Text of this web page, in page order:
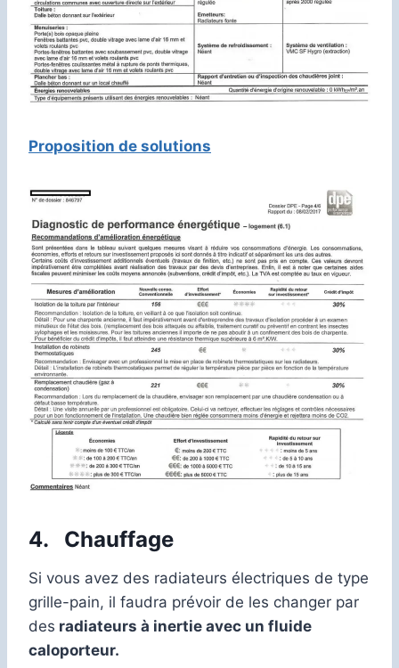
Proposition de solutions
4. Chauffage
Si vous avez des radiateurs électriques de type
grille-pain, il faudra prévoir de les changer par
des radiateurs à inertie avec un fluide
caloporteur.